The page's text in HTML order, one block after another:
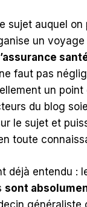
sujet auquel on
un
faut pas
un point
du blog
le sujet et
toute
déjà entendu :
sont